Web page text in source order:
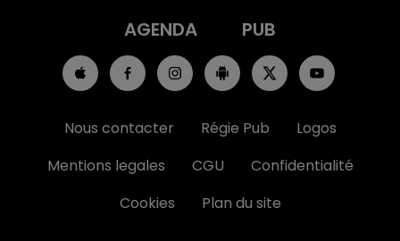
AGENDA
PUB
Nous contacter Régie Pub
Logos
Mentions legales
CGU
Confidentialité
Cookies
Plan du site